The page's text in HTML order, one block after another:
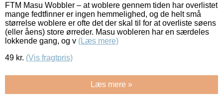
FTM Masu Wobbler – at woblere gennem tiden har overlistet
mange fedtfinner er ingen hemmelighed, og de helt små
størrelse woblere er ofte det der skal til for at overliste søens
(eller åens) store ørreder. Masu wobleren har en særdeles
lokkende gang, og v (Læs mere)
49 kr. (Vis fragtpris)
Læs mere »